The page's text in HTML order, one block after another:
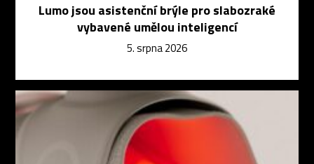
Lumo jsou asistenční brýle pro slabozraké
vybavené umělou inteligencí
5. srpna 2026